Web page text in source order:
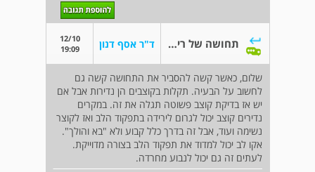
תחושה של ריק בבית החזה ד"ר אסף דנון
12/10
19:09
שלום, כאשר קשה להסביר את התחושה קשה גם
לחשוב על הבעיה. תקלות בקוצבים הן נדירות אבל אם
יש אז בדיקת קוצב פשוטה תגלה את זה. במקרים
נדירים קוצב יכול לגרום לירידה בתפקוד הלב ואז לקוצר
נשימה ועוד, אבל זה בדרך כלל קבוע ולא "בא והולך".
אקו לב יכול למדוד את תפקוד הלב בצורה מדוייקת.
לעתים זה גם יכול לנבוע מחרדה.